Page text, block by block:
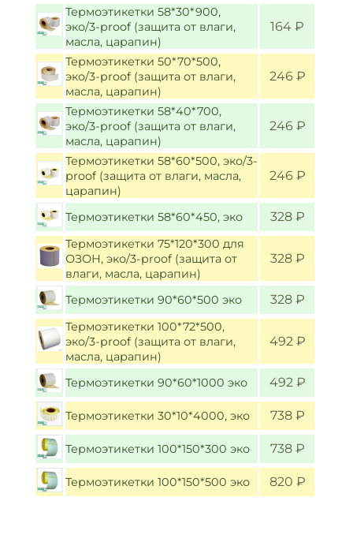
Термоэтикетки 58*30*900,
эко/3-proof (защита от влаги,
масла, царапин)
164 ₽
Термоэтикетки 50*70*500,
эко/3-proof (защита от влаги,
масла, царапин)
246 ₽
Термоэтикетки 58*40*700,
эко/3-proof (защита от влаги,
масла, царапин)
246 ₽
Термоэтикетки 58*60*500, эко/3-
proof (защита от влаги, масла,
царапин)
246 ₽
Термоэтикетки 58*60*450, эко 328 ₽
Термоэтикетки 75*120*300 для
ОЗОН, эко/3-proof (защита от
влаги, масла, царапин)
328 ₽
Термоэтикетки 90*60*500 эко 328 ₽
Термоэтикетки 100*72*500,
эко/3-proof (защита от влаги,
масла, царапин)
492 ₽
Термоэтикетки 90*60*1000 эко 492 ₽
Термоэтикетки 30*10*4000, эко 738 ₽
Термоэтикетки 100*150*300 эко 738 ₽
Термоэтикетки 100*150*500 эко 820 ₽